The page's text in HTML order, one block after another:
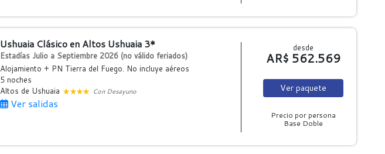
Ushuaia Clásico en Altos Ushuaia 3*
Estadías Julio a Septiembre 2026 (no válido feriados)
Alojamiento + PN Tierra del Fuego. No incluye aéreos
5 noches
Altos de Ushuaia
Con Desayuno
Ver salidas
desde
AR$ 562.569
Ver paquete
Precio por persona
Base Doble